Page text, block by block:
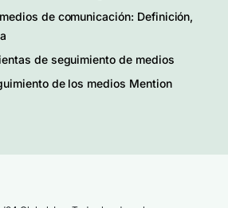
de comunicación: Definición,
de seguimiento de medios
de los medios Mention